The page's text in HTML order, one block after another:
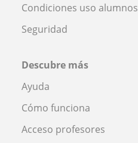
Condiciones uso alumnos
Seguridad
Descubre más
Ayuda
Cómo funciona
Acceso profesores